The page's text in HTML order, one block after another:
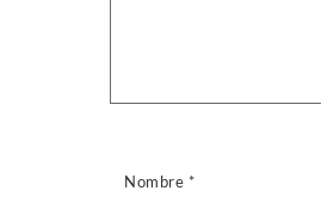
Nombre *